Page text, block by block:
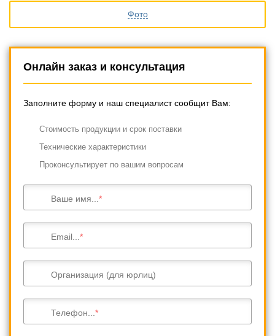
Фото
Онлайн заказ и консультация
Заполните форму и наш специалист сообщит Вам:
Cтоимость продукции и срок поставки
Технические характеристики
Проконсультирует по вашим вопросам
Ваше имя...
Email...
Организация (для юрлиц)
Телефон...